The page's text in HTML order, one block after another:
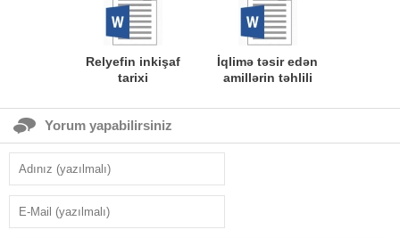
Relyefin inkişaf
tarixi
İqlimə təsir edən
amillərin təhlili
Yorum yapabilirsiniz